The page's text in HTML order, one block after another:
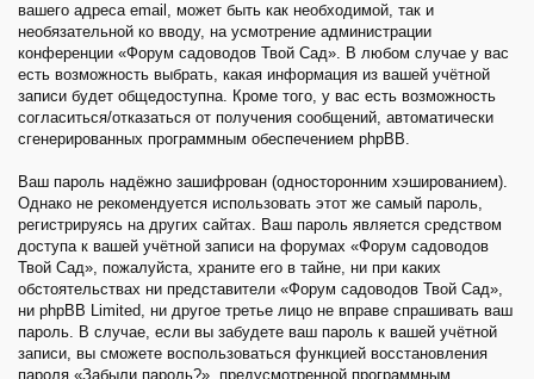
вашего адреса email, может быть как необходимой, так и
необязательной ко вводу, на усмотрение администрации
конференции «Форум садоводов Твой Сад». В любом случае у вас
есть возможность выбрать, какая информация из вашей учётной
записи будет общедоступна. Кроме того, у вас есть возможность
согласиться/отказаться от получения сообщений, автоматически
сгенерированных программным обеспечением phpBB.
Ваш пароль надёжно зашифрован (односторонним хэшированием).
Однако не рекомендуется использовать этот же самый пароль,
регистрируясь на других сайтах. Ваш пароль является средством
доступа к вашей учётной записи на форумах «Форум садоводов
Твой Сад», пожалуйста, храните его в тайне, ни при каких
обстоятельствах ни представители «Форум садоводов Твой Сад»,
ни phpBB Limited, ни другое третье лицо не вправе спрашивать ваш
пароль. В случае, если вы забудете ваш пароль к вашей учётной
записи, вы сможете воспользоваться функцией восстановления
пароля «Забыли пароль?», предусмотренной программным